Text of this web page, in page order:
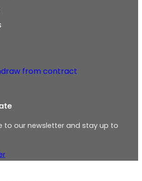
from contract
to our newsletter and stay up to